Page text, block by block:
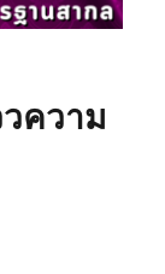
ความ